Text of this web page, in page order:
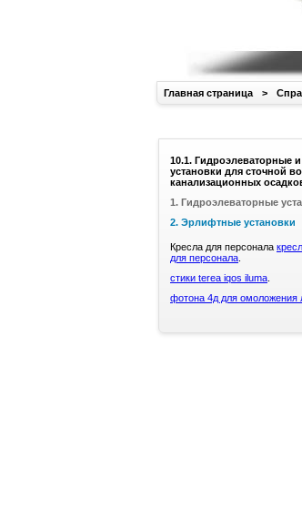
Главная страница >
10.1. Гидроэлеваторные
установки для сточной
канализационных
1. Гидроэлеваторные
2. Эрлифтные установки
Кресла для персонала
для персонала
стики terea iqos iluma
фотона 4д для омоложения